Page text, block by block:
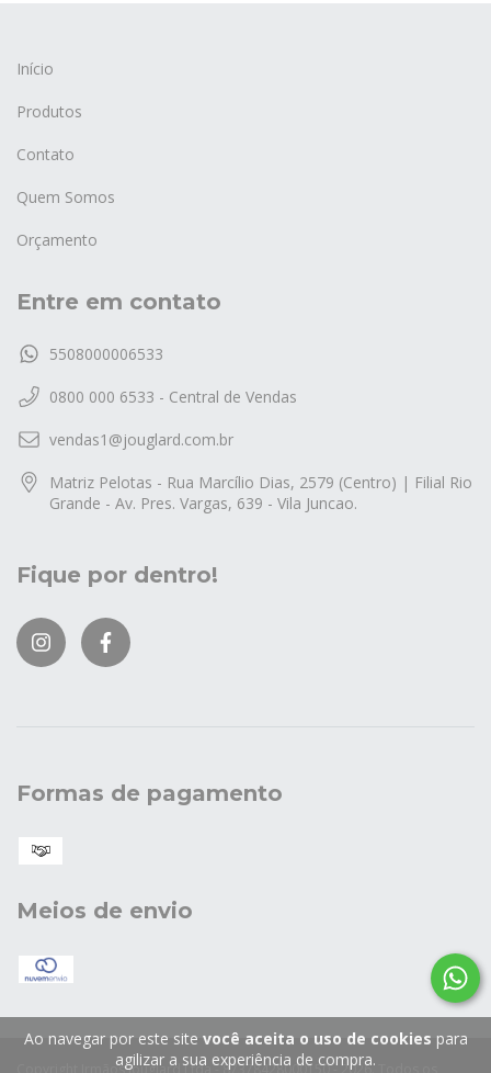
Ao navegar por este site você aceita o uso de cookies para
agilizar a sua experiência de compra.
Início
Produtos
Contato
Quem Somos
Orçamento
Entre em contato
5508000006533
0800 000 6533 - Central de Vendas
vendas1@jouglard.com.br
Matriz Pelotas - Rua Marcílio Dias, 2579 (Centro) | Filial Rio
Grande - Av. Pres. Vargas, 639 - Vila Juncao.
Fique por dentro!
Formas de pagamento
Meios de envio
Copyright Irmãos Jouglard Ltda - 87378428000150 - 2026. Todos os